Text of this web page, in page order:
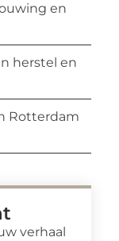
en
herstel en
Rotterdam
verhaal